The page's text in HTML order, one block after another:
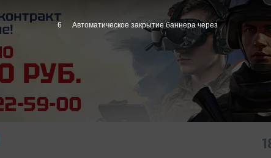
5 Автоматическое закрытие баннера через